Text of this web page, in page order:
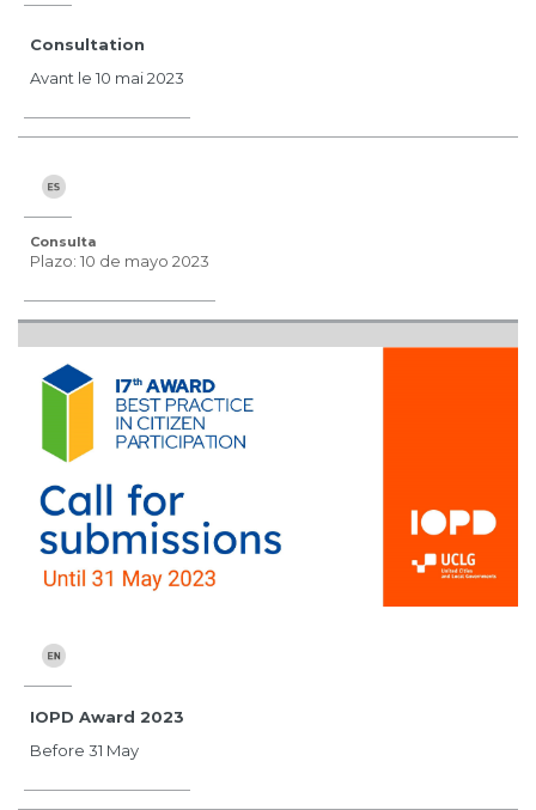
Consultation
Avant le 10 mai 2023
Consulta
Plazo: 10 de mayo 2023
IOPD Award 2023
Before 31 May